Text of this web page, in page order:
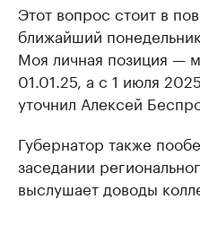
Этот вопрос стоит в
ближайший
Моя личная позиция —
01.01.25, а с 1 июля
уточнил Алексей
Губернатор также
заседании
выслушает доводы